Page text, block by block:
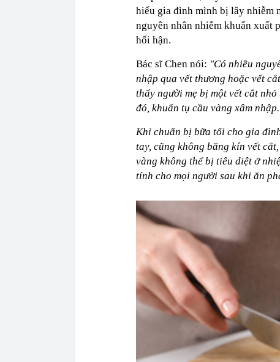
hiểu gia đình mình bị lây nhiễm
nguyên nhân nhiễm khuẩn xuất
hối hận.
Bác sĩ Chen nói: "Có nhiều
nhập qua vết thương hoặc vết
thấy người mẹ bị một vết cắt
đó, khuẩn tụ cầu vàng xâm nhập.
Khi chuẩn bị bữa tối cho gia
tay, cũng không băng kín vết
vàng không thể bị tiêu diệt ở
tính cho mọi người sau khi ăn